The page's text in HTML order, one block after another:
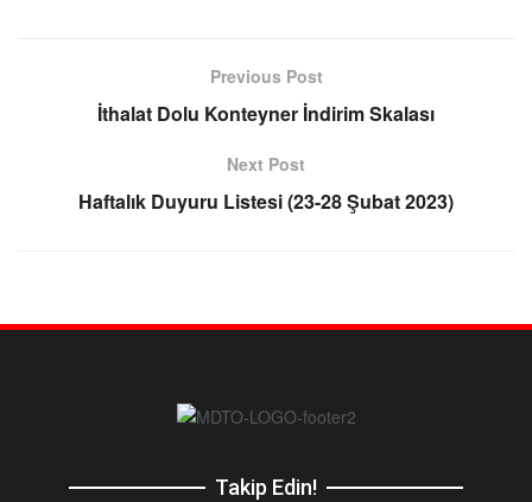
Previous Post
İthalat Dolu Konteyner İndirim Skalası
Next Post
Haftalık Duyuru Listesi (23-28 Şubat 2023)
Takip Edin!